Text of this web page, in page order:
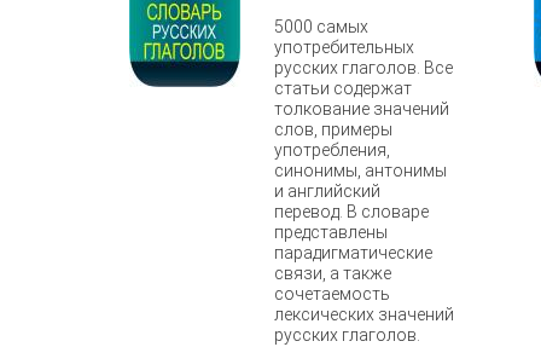
5000 самых
употребительных
русских глаголов. Все
статьи содержат
толкование значений
слов, примеры
употребления,
синонимы, антонимы
и английский
перевод. В словаре
представлены
парадигматические
связи, а также
сочетаемость
лексических значений
русских глаголов.